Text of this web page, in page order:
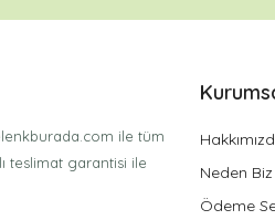
ile tüm
teslimat garantisi ile
Neden Biz
Ödeme